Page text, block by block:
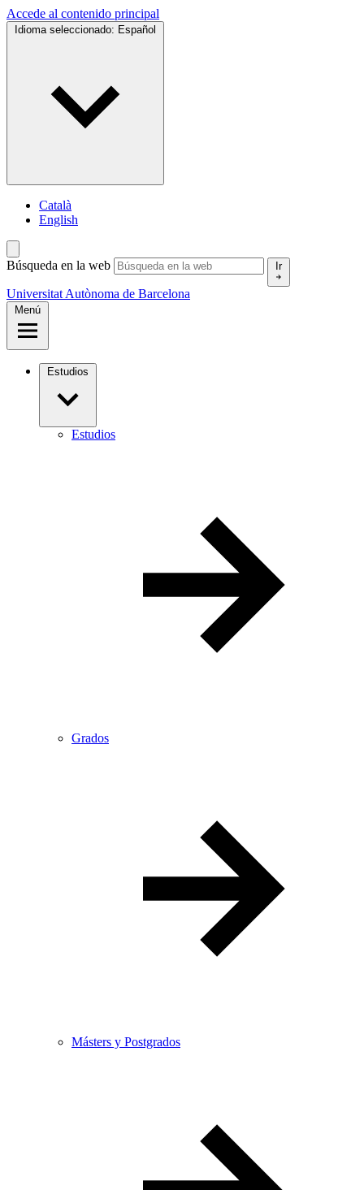
Accede al contenido principal
Idioma seleccionado: Español
Català
English
Búsqueda en la web Ir
Universitat Autònoma de Barcelona
Menú
Estudios
Estudios
Grados
Másters y Postgrados